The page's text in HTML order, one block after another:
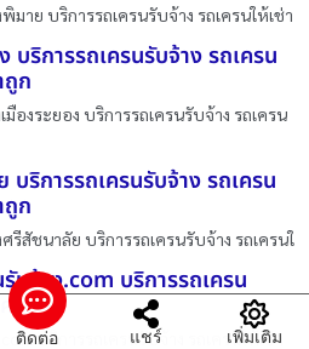
มาย บริการรถเครนรับจ้าง รถเครนให้เช่า
บริการรถเครนรับจ้าง รถเครน
ถูก
องระยอง บริการรถเครนรับจ้าง รถเครน
ริการรถเครนรับจ้าง รถเครน
ถูก
รีสัชนาลัย บริการรถเครนรับจ้าง รถเครนใ
บจ้าง.com บริการรถเครน
าถูก
บริการรถเครนรับจ้าง รถเครนให้เช่า
ติดต่อ แชร์ เพิ่มเติม